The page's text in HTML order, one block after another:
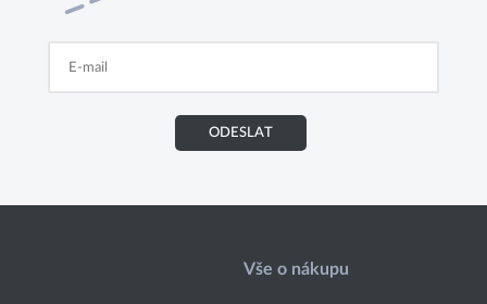
ODESLAT
Vše o nákupu